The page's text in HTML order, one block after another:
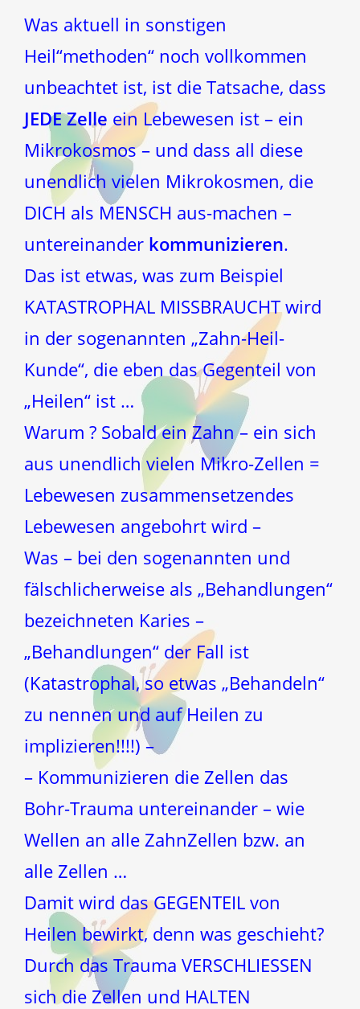
Was aktuell in sonstigen
Heil“methoden“ noch vollkommen
unbeachtet ist, ist die Tatsache, dass
JEDE Zelle ein Lebewesen ist – ein
Mikrokosmos – und dass all diese
unendlich vielen Mikrokosmen, die
DICH als MENSCH aus-machen –
untereinander kommunizieren.
Das ist etwas, was zum Beispiel
KATASTROPHAL MISSBRAUCHT wird
in der sogenannten „Zahn-Heil-
Kunde“, die eben das Gegenteil von
„Heilen“ ist …
Warum ? Sobald ein Zahn – ein sich
aus unendlich vielen Mikro-Zellen =
Lebewesen zusammensetzendes
Lebewesen angebohrt wird –
Was – bei den sogenannten und
fälschlicherweise als „Behandlungen“
bezeichneten Karies –
„Behandlungen“ der Fall ist
(Katastrophal, so etwas „Behandeln“
zu nennen und auf Heilen zu
implizieren!!!!) –
– Kommunizieren die Zellen das
Bohr-Trauma untereinander – wie
Wellen an alle ZahnZellen bzw. an
alle Zellen …
Damit wird das GEGENTEIL von
Heilen bewirkt, denn was geschieht?
Durch das Trauma VERSCHLIESSEN
sich die Zellen und HALTEN